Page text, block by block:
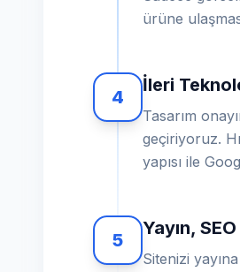
ürüne
4
İleri
Tasarım
geçiriyoruz.
yapısı ile
5
Yayın,
Sitenizi